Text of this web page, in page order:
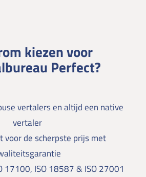
kiezen voor
Perfect?
vertalers en altijd een native
vertaler
voor de scherpste prijs met
17100, ISO 18587 & ISO 27001